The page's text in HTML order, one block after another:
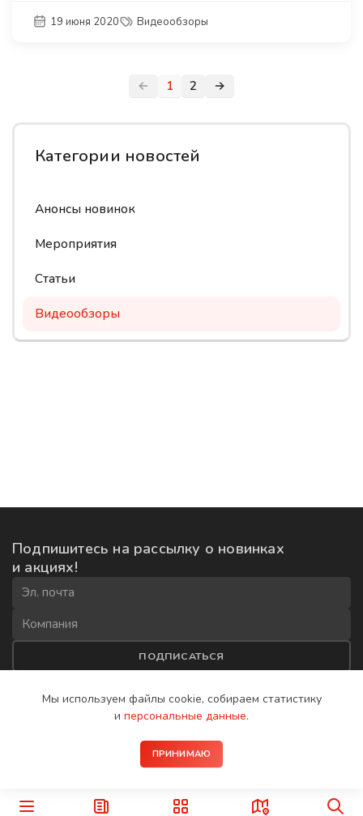
19 июня 2020 Видеообзоры
1 2
Категории новостей
Анонсы новинок
Мероприятия
Статьи
Видеообзоры
Подпишитесь на рассылку о новинках
и акциях!
ПОДПИСАТЬСЯ
рассылки
2008−2026 © IP-домофоны BAS-IP
Политика конфиденциальности
Мы используем файлы cookie, собираем статистику
и персональные данные.
ПРИНИМАЮ